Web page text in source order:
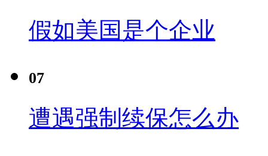
假如美国是个企业
07
遭遇强制续保怎么办